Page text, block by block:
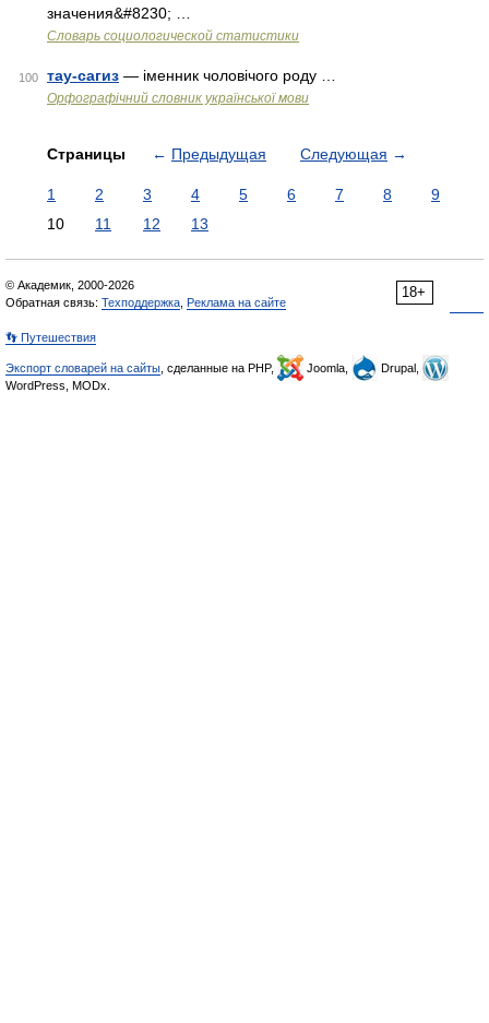
значения&#8230; …
Словарь социологической статистики
100 тау-сагиз — іменник чоловічого роду …
Орфографічний словник української мови
Страницы ← Предыдущая Следующая →
1 2 3 4 5 6 7 8
9
10
11 12 13
18+
© Академик, 2000-2026
Обратная связь: Техподдержка Реклама на сайте
👣 Путешествия
Экспорт словарей на сайты , сделанные на PHP, Joomla,
Drupal,
WordPress, MODx.